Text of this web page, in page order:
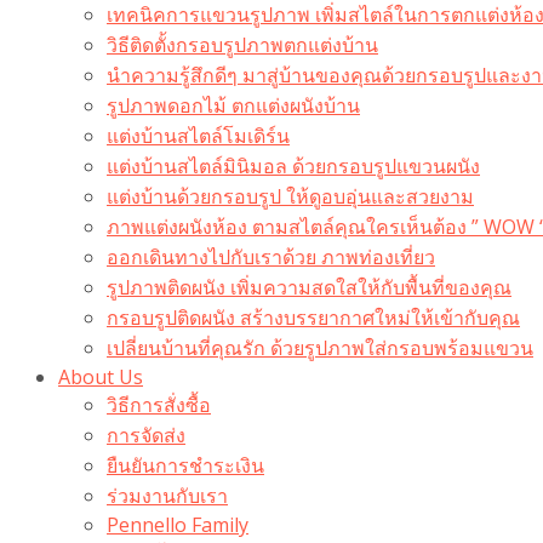
เทคนิคการแขวนรูปภาพ เพิ่มสไตล์ในการตกแต่งห้อง
วิธีติดตั้งกรอบรูปภาพตกแต่งบ้าน
นำความรู้สึกดีๆ มาสู่บ้านของคุณด้วยกรอบรูปและง
รูปภาพดอกไม้ ตกแต่งผนังบ้าน
แต่งบ้านสไตล์โมเดิร์น
แต่งบ้านสไตล์มินิมอล ด้วยกรอบรูปแขวนผนัง
แต่งบ้านด้วยกรอบรูป ให้ดูอบอุ่นและสวยงาม
ภาพแต่งผนังห้อง ตามสไตล์คุณใครเห็นต้อง ” WOW
ออกเดินทางไปกับเราด้วย ภาพท่องเที่ยว
รูปภาพติดผนัง เพิ่มความสดใสให้กับพื้นที่ของคุณ
กรอบรูปติดผนัง สร้างบรรยากาศใหม่ให้เข้ากับคุณ
เปลี่ยนบ้านที่คุณรัก ด้วยรูปภาพใส่กรอบพร้อมแขวน​
About Us
วิธีการสั่งซื้อ
การจัดส่ง
ยืนยันการชำระเงิน
ร่วมงานกับเรา
Pennello Family